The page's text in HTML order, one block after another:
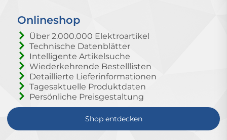
Onlineshop
Über 2.000.000 Elektroartikel
Technische Datenblätter
Intelligente Artikelsuche
Wiederkehrende Bestelllisten
Detaillierte Lieferinformationen
Tagesaktuelle Produktdaten
Persönliche Preisgestaltung
Shop entdecken